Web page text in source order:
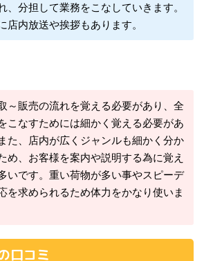
、分担して業務をこなしていきます。
店内放送や挨拶もあります。
～販売の流れを覚える必要があり、全
こなすためには細かく覚える必要があ
た、店内が広くジャンルも細かく分か
め、お客様を案内や説明する為に覚え
いです。重い荷物が多い事やスピーデ
を求められるため体力をかなり使いま
口コミ